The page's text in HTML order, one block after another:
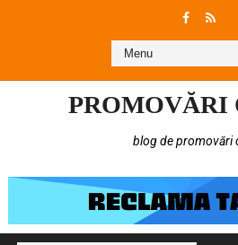
PROMOVĂRI
blog de promovări